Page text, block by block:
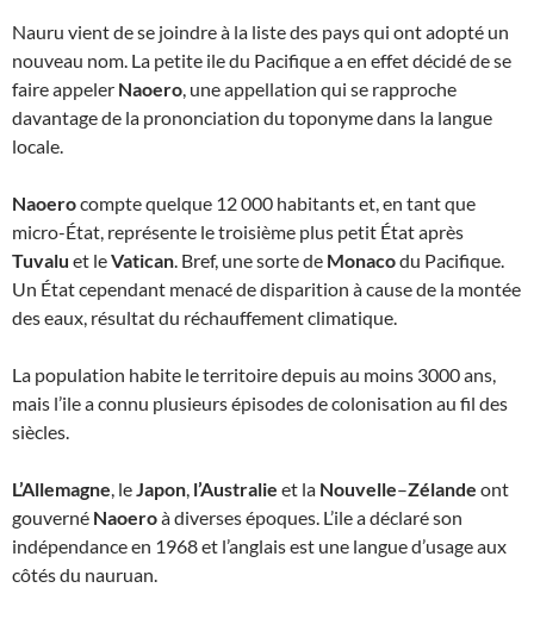
Nauru vient de se joindre à la liste des pays qui ont adopté un
nouveau nom. La petite ile du Pacifique a en effet décidé de se
faire appeler Naoero, une appellation qui se rapproche
davantage de la prononciation du toponyme dans la langue
locale.
Naoerocompte quelque 12 000 habitants et, en tant que
micro-État, représente le troisième plus petit État après
Tuvalu et leVatican. Bref, une sorte de Monacodu Pacifique.
Un État cependant menacé de disparition à cause de la montée
des eaux, résultat du réchauffement climatique.
La population habite le territoire depuis au moins 3000 ans,
mais l’ile a connu plusieurs épisodes de colonisation au fil des
siècles.
L’Allemagne, leJapon, l’Australie et la Nouvelle–Zélande ont
gouverné Naoeroà diverses époques. L’ile a déclaré son
indépendance en 1968 et l’anglais est une langue d’usage aux
côtés du nauruan.